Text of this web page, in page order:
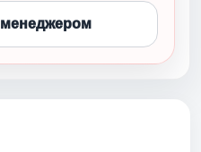
менеджером